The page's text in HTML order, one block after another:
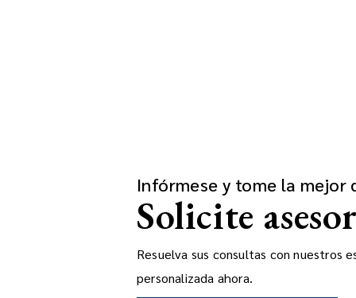
Infórmese y tome la mejor
Solicite
Resuelva sus consultas con nuestros
personalizada ahora.